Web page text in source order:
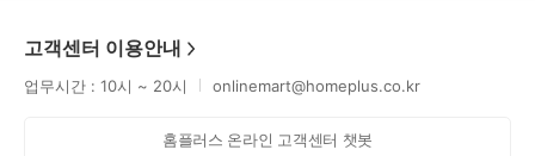
고객센터 이용안내
업무시간 : 10시 ~ 20시 onlinemart@homeplus.co.kr
홈플러스 온라인 고객센터 챗봇